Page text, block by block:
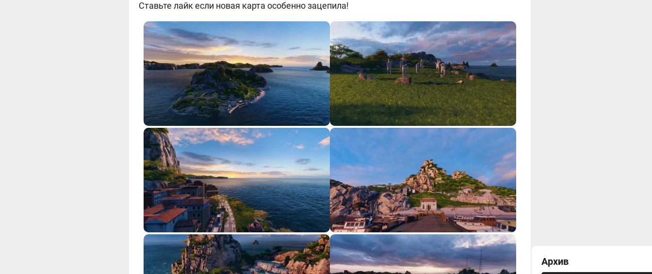
Ставьте лайк если новая карта особенно зацепила!
Архив